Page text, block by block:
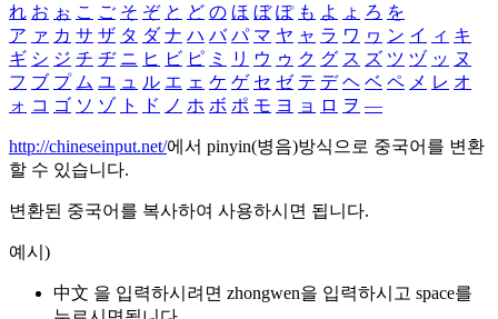
れ お ぉ こ ご そ ぞ と ど の ほ ぼ ぽ も よ ょ ろ を
ア ァ カ サ ザ タ ダ ナ ハ バ パ マ ヤ ャ ラ ワ ヮ ン イ ィ キ
ギ シ ジ チ ヂ ニ ヒ ビ ピ ミ リ ウ ゥ ク グ ス ズ ツ ヅ ッ ヌ
フ ブ プ ム ユ ュ ル エ ェ ケ ゲ セ ゼ テ デ ヘ ベ ペ メ レ オ
ォ コ ゴ ソ ゾ ト ド ノ ホ ボ ポ モ ヨ ョ ロ ヲ ―
http://chineseinput.net/에서 pinyin(병음)방식으로 중국어를 변환
할 수 있습니다.
변환된 중국어를 복사하여 사용하시면 됩니다.
예시)
中文 을 입력하시려면 zhongwen을 입력하시고 space를